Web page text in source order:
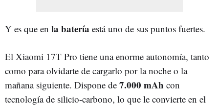
Y es que en la batería está uno de sus puntos fuertes.
El Xiaomi 17T Pro tiene una enorme autonomía, tanto
como para olvidarte de cargarlo por la noche o la
mañana siguiente. Dispone de 7.000 mAh con
tecnología de silicio-carbono, lo que le convierte en el